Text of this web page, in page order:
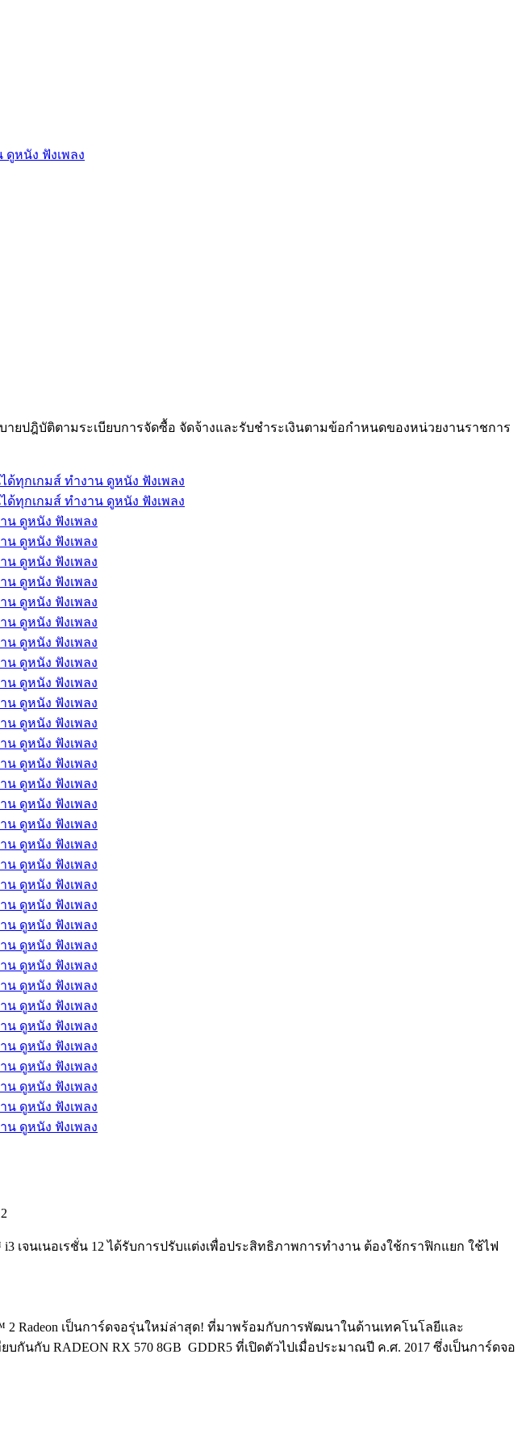
ดูหนัง ฟังเพลง
ยปฎิบัติตามระเบียบการจัดซื้อ จัดจ้างและรับชำระเงินตามข้อกำหนดของหน่วยงานราชการ
เจนเนอเรชั่น 12 ได้รับการปรับแต่งเพื่อประสิทธิภาพการทำงาน ต้องใช้กราฟิกแยก ใช้ไฟ
2 Radeon เป็นการ์ดจอรุ่นใหม่ล่าสุด! ที่มาพร้อมกับการพัฒนาในด้านเทคโนโลยีและ
นกับ RADEON RX 570 8GB GDDR5 ที่เปิดตัวไปเมื่อประมาณปี ค.ศ. 2017 ซึ่งเป็นการ์ดจอ